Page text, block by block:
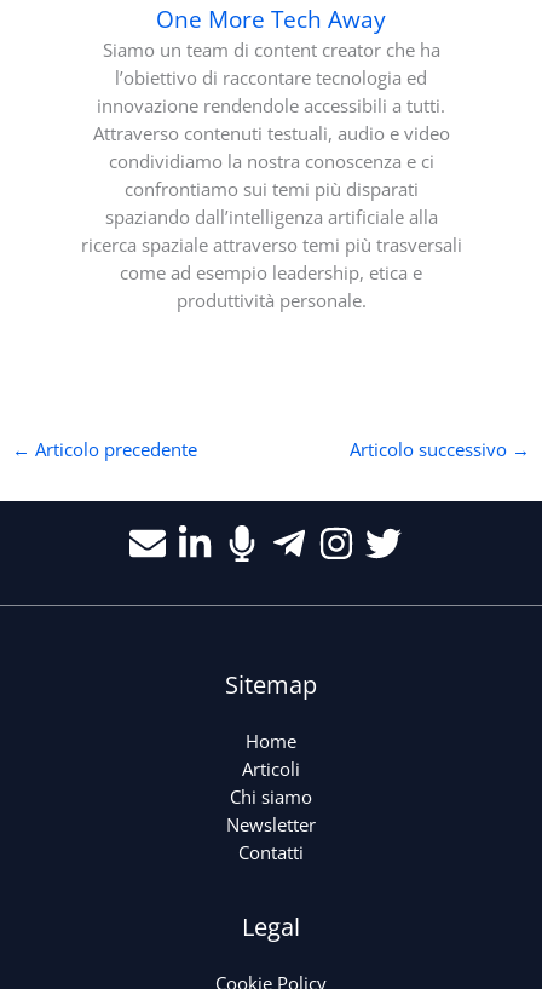
One More Tech Away
Siamo un team di content creator che ha
l’obiettivo di raccontare tecnologia ed
innovazione rendendole accessibili a tutti.
Attraverso contenuti testuali, audio e video
condividiamo la nostra conoscenza e ci
confrontiamo sui temi più disparati
spaziando dall’intelligenza artificiale alla
ricerca spaziale attraverso temi più trasversali
come ad esempio leadership, etica e
produttività personale.
← Articolo precedente Articolo successivo →
Sitemap
Home
Articoli
Chi siamo
Newsletter
Contatti
Legal
Cookie Policy